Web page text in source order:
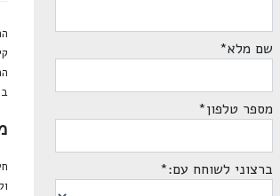
שם מלא*
מספר טלפון*
ברצוני לשוחח עם:*